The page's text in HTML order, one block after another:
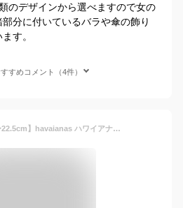
のデザインから選べますので女の
分に付いているバラや傘の飾り
す。
すめコメント（4件）
ビーチサンダル【14〜22.5cm】havaianas ハワイアナス キッズ ビーチサンダル ジュニア 男の子 女の子 子供用 サンダル ビーサン 海 海水浴